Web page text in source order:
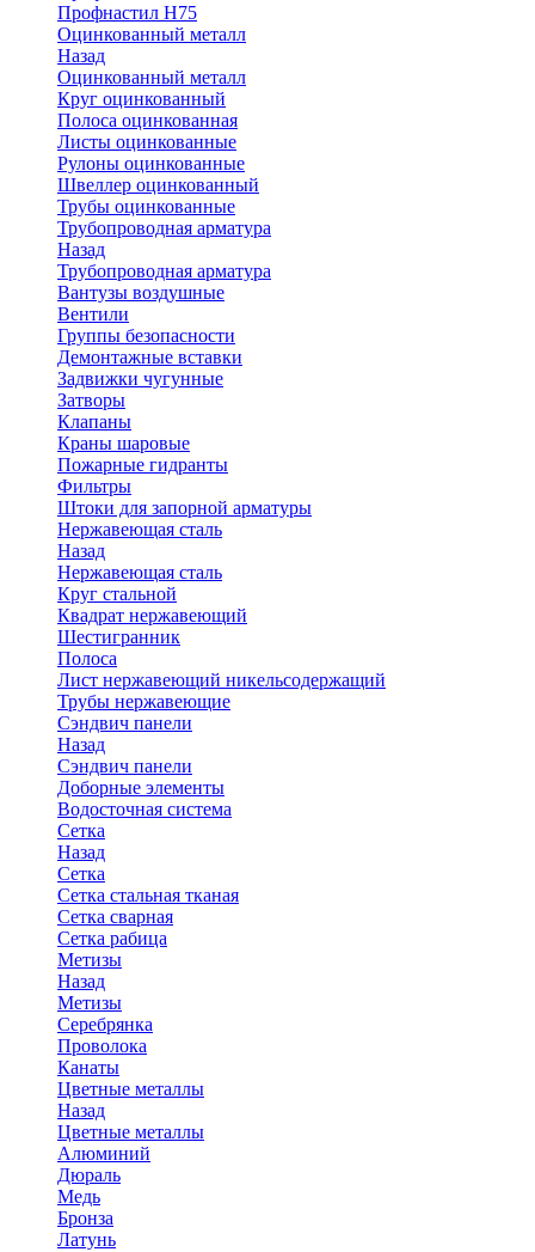
Профнастил Н75
Оцинкованный металл
Назад
Оцинкованный металл
Круг оцинкованный
Полоса оцинкованная
Листы оцинкованные
Рулоны оцинкованные
Швеллер оцинкованный
Трубы оцинкованные
Трубопроводная арматура
Назад
Трубопроводная арматура
Вантузы воздушные
Вентили
Группы безопасности
Демонтажные вставки
Задвижки чугунные
Затворы
Клапаны
Краны шаровые
Пожарные гидранты
Фильтры
Штоки для запорной арматуры
Нержавеющая сталь
Назад
Нержавеющая сталь
Круг стальной
Квадрат нержавеющий
Шестигранник
Полоса
Лист нержавеющий никельсодержащий
Трубы нержавеющие
Сэндвич панели
Назад
Сэндвич панели
Доборные элементы
Водосточная система
Сетка
Назад
Сетка
Сетка стальная тканая
Сетка сварная
Сетка рабица
Метизы
Назад
Метизы
Серебрянка
Проволока
Канаты
Цветные металлы
Назад
Цветные металлы
Алюминий
Дюраль
Медь
Бронза
Латунь